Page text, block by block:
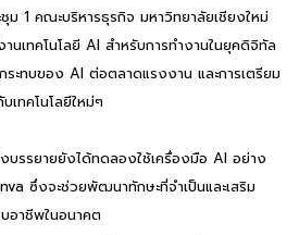
1 คณะบริหารธุรกิจ มหาวิทยาลัยเชียงใหม่
นเทคโนโลยี AI สำหรับการทำงานในยุคดิจิทัล
ระทบของ AI ต่อตลาดแรงงาน และการเตรียม
เทคโนโลยีใหม่ๆ
รรยายยังได้ทดลองใช้เครื่องมือ AI อย่าง
ซึ่งจะช่วยพัฒนาทักษะที่จำเป็นและเสริม
บอาชีพในอนาคต